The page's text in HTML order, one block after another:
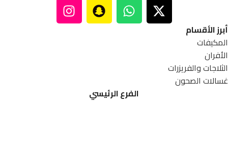
أبرز الأقسام
المكيفات
الأفران
الثلاجات والفريزرات
غسالات الصحون
الفرع الرئيسي